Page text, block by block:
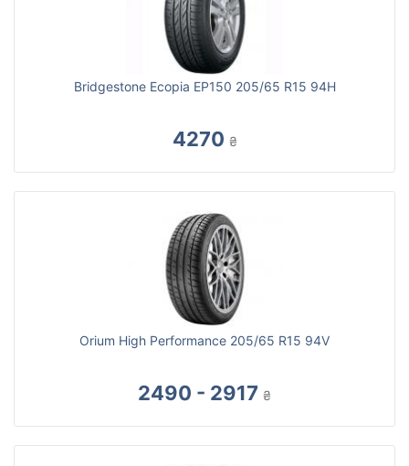
Bridgestone Ecopia EP150 205/65 R15 94H
4270 ₴
Orium High Performance 205/65 R15 94V
2490 - 2917 ₴